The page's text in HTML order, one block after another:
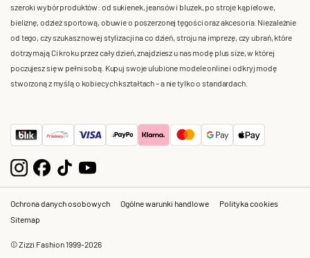
szeroki wybór produktów: od sukienek, jeansów i bluzek, po stroje kąpielowe,
bieliznę, odzież sportową, obuwie o poszerzonej tęgości oraz akcesoria. Niezależnie
od tego, czy szukasz nowej stylizacji na co dzień, stroju na imprezę, czy ubrań, które
dotrzymają Ci kroku przez cały dzień, znajdziesz u nas modę plus size, w której
poczujesz się w pełni sobą. Kupuj swoje ulubione modele online i odkryj modę
stworzoną z myślą o kobiecych kształtach – a nie tylko o standardach.
Ochrona danych osobowych Ogólne warunki handlowe
Polityka cookies
Sitemap
© Zizzi Fashion 1999-2026